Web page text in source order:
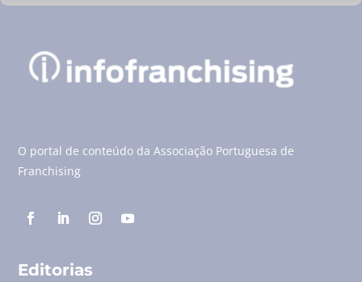
O portal de conteúdo da Associação Portuguesa de
Franchising
Editorias